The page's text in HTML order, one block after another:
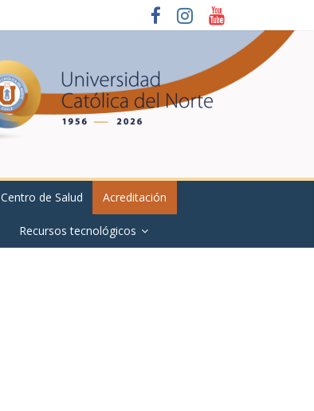
Centro de Salud Acreditación
Recursos tecnológicos